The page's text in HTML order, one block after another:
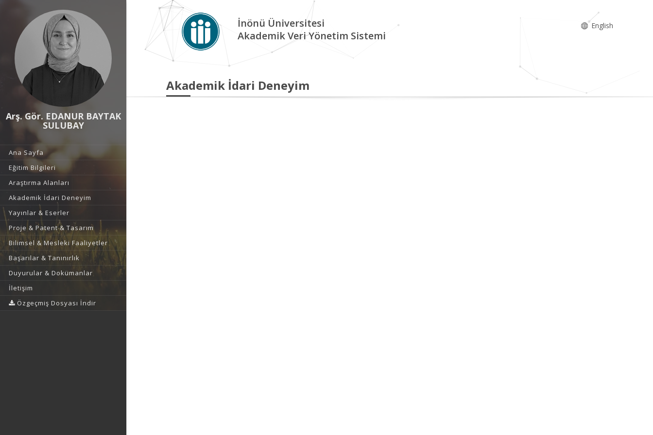
Arş. Gör. EDANUR BAYTAK
SULUBAY
Ana Sayfa
Eğitim Bilgileri
Araştırma Alanları
Akademik İdari Deneyim
Yayınlar & Eserler
Proje & Patent & Tasarım
Bilimsel & Mesleki Faaliyetler
Başarılar & Tanınırlık
Duyurular & Dokümanlar
İletişim
Özgeçmiş Dosyası İndir
İnönü Üniversitesi
Akademik Veri Yönetim Sistemi
English
Akademik İdari Deneyim